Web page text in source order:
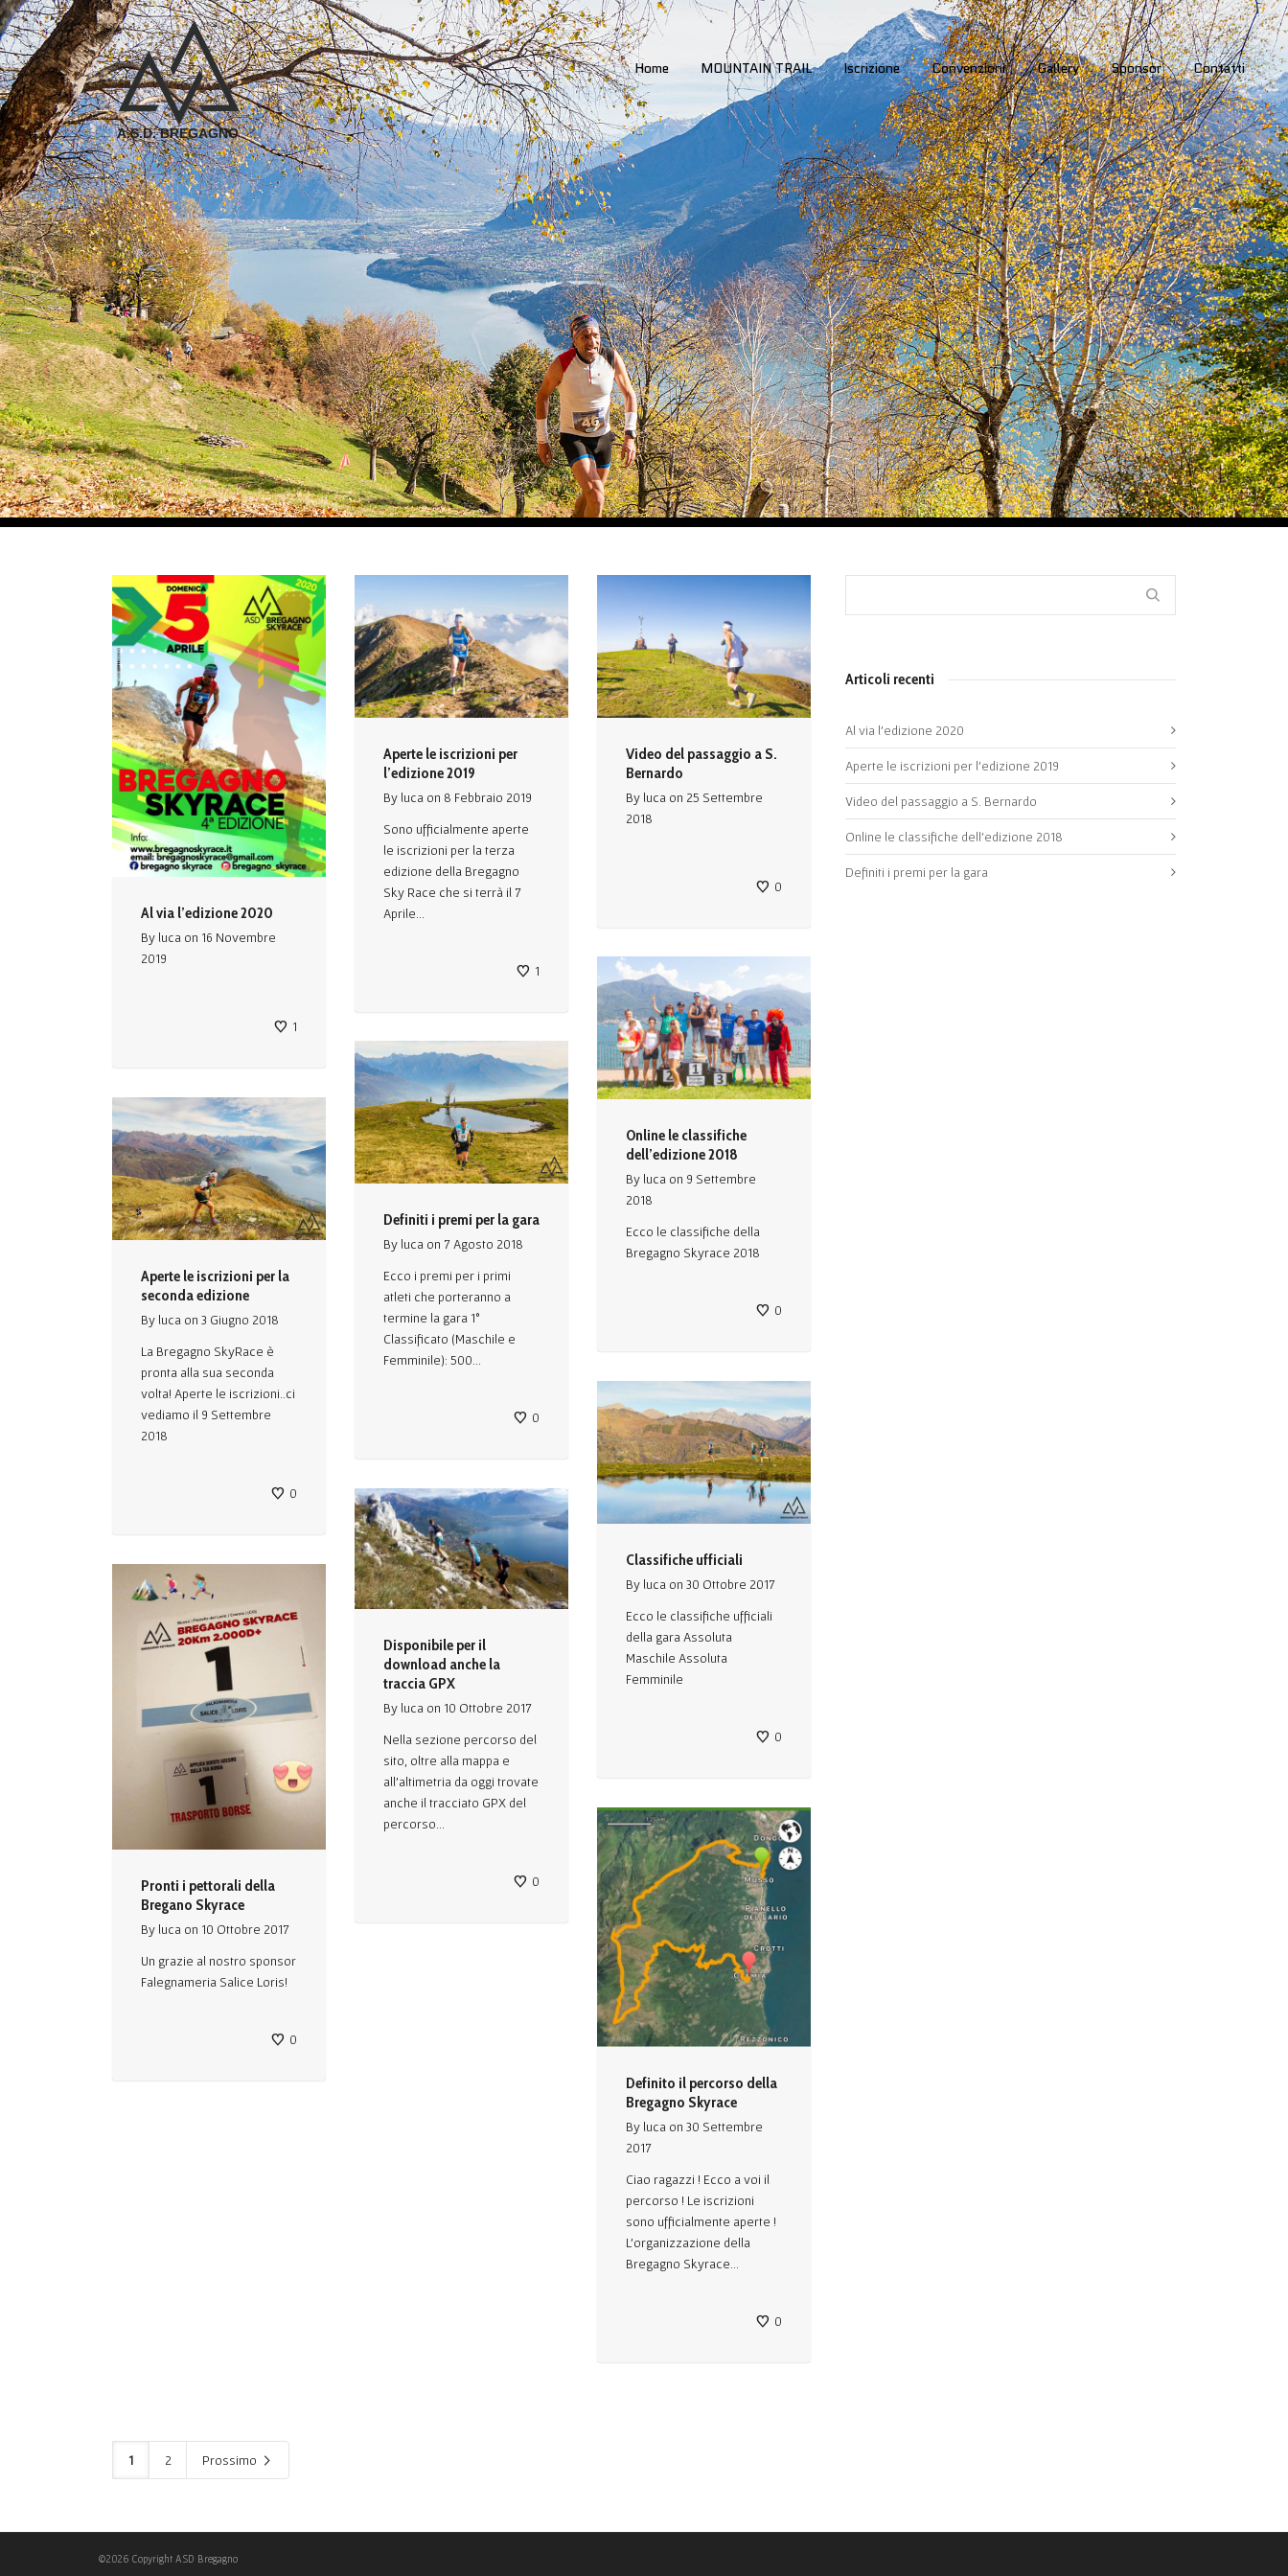
A.S.D. BREGAGNO
Home MOUNTAIN TRAIL Iscrizione Convenzioni Gallery Sponsor Contatti
Al via l’edizione 2020
By luca on 16 Novembre
2019
1
Aperte le iscrizioni per
l’edizione 2019
By luca on 8 Febbraio 2019
Sono ufficialmente aperte
le iscrizioni per la terza
edizione della Bregagno
Sky Race che si terrà il 7
Aprile...
1
Video del passaggio a S.
Bernardo
By luca on 25 Settembre
2018
0
Online le classifiche
dell’edizione 2018
By luca on 9 Settembre
2018
Ecco le classifiche della
Bregagno Skyrace 2018
0
Definiti i premi per la gara
By luca on 7 Agosto 2018
Ecco i premi per i primi
atleti che porteranno a
termine la gara 1°
Classificato (Maschile e
Femminile): 500...
0
Aperte le iscrizioni per la
seconda edizione
By luca on 3 Giugno 2018
La Bregagno SkyRace è
pronta alla sua seconda
volta! Aperte le iscrizioni..ci
vediamo il 9 Settembre
2018
0
Classifiche ufficiali
By luca on 30 Ottobre 2017
Ecco le classifiche ufficiali
della gara Assoluta
Maschile Assoluta
Femminile
0
Disponibile per il
download anche la
traccia GPX
By luca on 10 Ottobre 2017
Nella sezione percorso del
sito, oltre alla mappa e
all’altimetria da oggi trovate
anche il tracciato GPX del
percorso...
0
Pronti i pettorali della
Bregano Skyrace
By luca on 10 Ottobre 2017
Un grazie al nostro sponsor
Falegnameria Salice Loris!
0
Definito il percorso della
Bregagno Skyrace
By luca on 30 Settembre
2017
Ciao ragazzi ! Ecco a voi il
percorso ! Le iscrizioni
sono ufficialmente aperte !
L’organizzazione della
Bregagno Skyrace...
0
1 2 Prossimo
Articoli recenti
Al via l’edizione 2020
Aperte le iscrizioni per l’edizione 2019
Video del passaggio a S. Bernardo
Online le classifiche dell’edizione 2018
Definiti i premi per la gara
©2026 Copyright ASD Bregagno